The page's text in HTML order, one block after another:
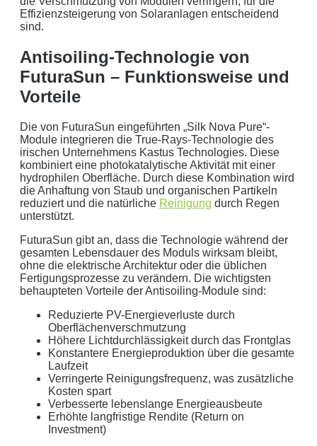
einverstanden. Wir geben Ihre Daten nicht ohne Ihre ausdrückliche
Zustimmung an Dritte weiter. Wir verwenden Ihre Daten nicht zu
Werbezwecken in Form von Newslettern oder sonstigen
REGIONAL. PERSÖNLICH. TYPISCH
NORDDEUTSCH.
Sie erhalten einen Anruf von uns innerhalb von48
Stunden.Getreu unser Markenpersönlichkeit
behandeln wir Ihr Anliegen von der ersten Minute an
mit den altbewährtennorddeutschenkaufmännischen
Tugenden.
Aus der Region, für die Region. Daher arbeiten wir
Kunden in Schleswig-Holstein.
Ihre Daten in guten Händen:
keine Weitergabe an Dritte
sichere Datenübertragung
Datenlöschung nach Art. 17 DSGVO
Effizienzsteigerung von Solaranlagen entscheidend
sind.
Antisoiling-Technologie von
FuturaSun – Funktionsweise und
Vorteile
Die von FuturaSun eingeführten „Silk Nova Pure“-
Module integrieren die True-Rays-Technologie des
irischen Unternehmens Kastus Technologies. Diese
kombiniert eine photokatalytische Aktivität mit einer
hydrophilen Oberfläche. Durch diese Kombination wird
die Anhaftung von Staub und organischen Partikeln
reduziert und die natürliche Reinigung durch Regen
unterstützt.
FuturaSun gibt an, dass die Technologie während der
gesamten Lebensdauer des Moduls wirksam bleibt,
ohne die elektrische Architektur oder die üblichen
Fertigungsprozesse zu verändern. Die wichtigsten
behaupteten Vorteile der Antisoiling-Module sind:
Reduzierte PV-Energieverluste durch
Oberflächenverschmutzung
Höhere Lichtdurchlässigkeit durch das Frontglas
Konstantere Energieproduktion über die gesamte
Laufzeit
Verringerte Reinigungsfrequenz, was zusätzliche
Kosten spart
Verbesserte lebenslange Energieausbeute
Erhöhte langfristige Rendite (Return on
Investment)